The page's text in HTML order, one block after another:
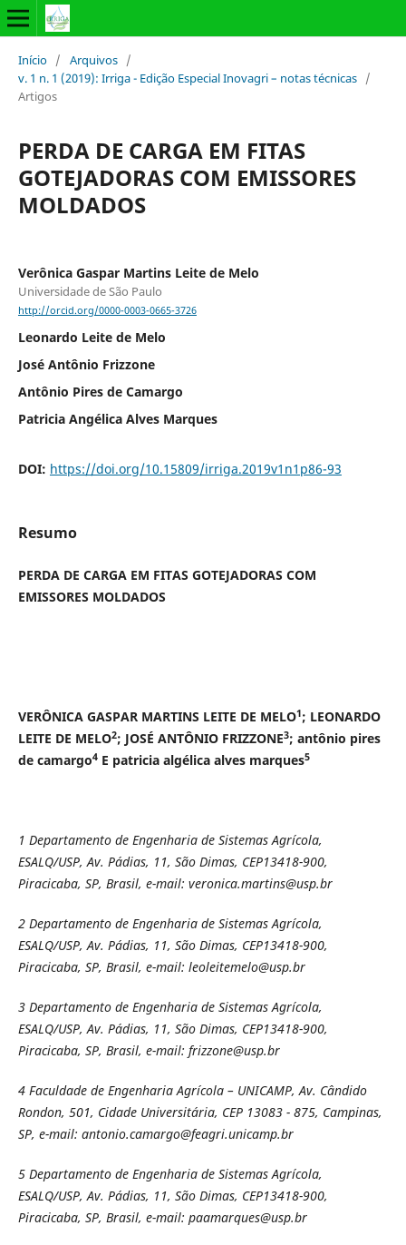
Início / Arquivos /
v. 1 n. 1 (2019): Irriga - Edição Especial Inovagri – notas técnicas /
Artigos
PERDA DE CARGA EM FITAS
GOTEJADORAS COM EMISSORES
MOLDADOS
Verônica Gaspar Martins Leite de Melo
Universidade de São Paulo
http://orcid.org/0000-0003-0665-3726
Leonardo Leite de Melo
José Antônio Frizzone
Antônio Pires de Camargo
Patricia Angélica Alves Marques
DOI: https://doi.org/10.15809/irriga.2019v1n1p86-93
Resumo
PERDA DE CARGA EM FITAS GOTEJADORAS COM
EMISSORES MOLDADOS
VERÔNICA GASPAR MARTINS LEITE DE MELO1; LEONARDO
LEITE DE MELO2; JOSÉ ANTÔNIO FRIZZONE3; antônio pires
de camargo4E patricia algélica alves marques5
1 Departamento de Engenharia de Sistemas Agrícola,
ESALQ/USP, Av. Pádias, 11, São Dimas, CEP13418-900,
Piracicaba, SP, Brasil, e-mail: veronica.martins@usp.br
2Departamento de Engenharia de Sistemas Agrícola,
ESALQ/USP, Av. Pádias, 11, São Dimas, CEP13418-900,
Piracicaba, SP, Brasil, e-mail: leoleitemelo@usp.br
3Departamento de Engenharia de Sistemas Agrícola,
ESALQ/USP, Av. Pádias, 11, São Dimas, CEP13418-900,
Piracicaba, SP, Brasil, e-mail: frizzone@usp.br
4Faculdade de Engenharia Agrícola – UNICAMP, Av. Cândido
Rondon, 501, Cidade Universitária, CEP 13083 - 875, Campinas,
SP, e-mail: antonio.camargo@feagri.unicamp.br
5Departamento de Engenharia de Sistemas Agrícola,
ESALQ/USP, Av. Pádias, 11, São Dimas, CEP13418-900,
Piracicaba, SP, Brasil, e-mail: paamarques@usp.br